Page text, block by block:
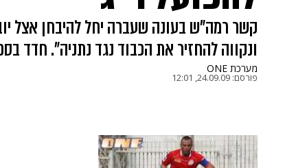
קשר רמה"ש בעונה שעברה יחל להיבחן אצל
ונקווה להחזיר את הכבוד נגד נתניה". חדד
מערכת ONE
פורסם: 24.09.09, 12:01